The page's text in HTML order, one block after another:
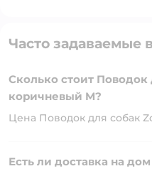
Часто задаваемые
Сколько стоит Поводок
коричневый M?
Цена Поводок для собак
Есть ли доставка на